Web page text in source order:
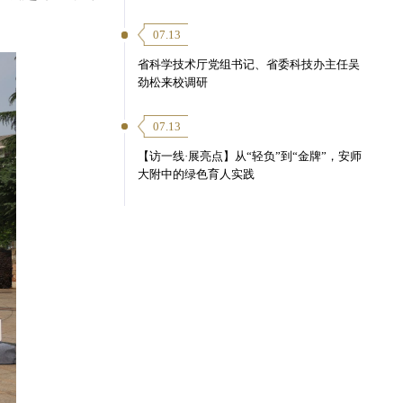
07.13
省科学技术厅党组书记、省委科技办主任吴
劲松来校调研
07.13
【访一线·展亮点】从“轻负”到“金牌”，安师
大附中的绿色育人实践